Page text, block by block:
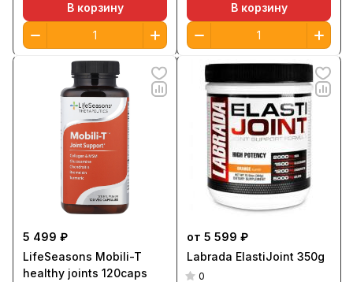
В корзину В корзину
5 499 ₽
LifeSeasons Mobili-T
healthy joints 120caps
от 5 599 ₽
Labrada ElastiJoint 350g
0